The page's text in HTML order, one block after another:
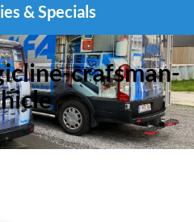
& Specials
crafsman-